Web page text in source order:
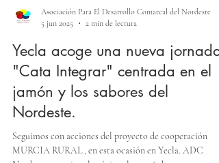
Asociación Para El Desarrollo Comarcal del Nordeste
5 jun 2025
2 min de lectura